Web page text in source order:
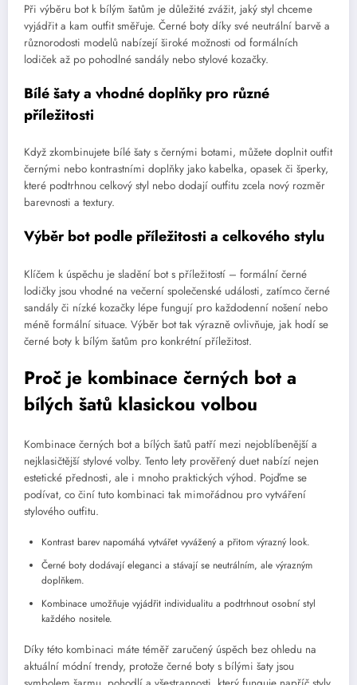
Při výběru bot k bílým šatům je důležité zvážit, jaký styl chceme
vyjádřit a kam outfit směřuje. Černé boty díky své neutrální barvě a
různorodosti modelů nabízejí široké možnosti od formálních
lodiček až po pohodlné sandály nebo stylové kozačky.
Bílé šaty a vhodné doplňky pro různé
příležitosti
Když zkombinujete bílé šaty s černými botami, můžete doplnit outfit
černými nebo kontrastními doplňky jako kabelka, opasek či šperky,
které podtrhnou celkový styl nebo dodají outfitu zcela nový rozměr
barevnosti a textury.
Výběr bot podle příležitosti a celkového stylu
Klíčem k úspěchu je sladění bot s příležitostí – formální černé
lodičky jsou vhodné na večerní společenské události, zatímco černé
sandály či nízké kozačky lépe fungují pro každodenní nošení nebo
méně formální situace. Výběr bot tak výrazně ovlivňuje, jak hodí se
černé boty k bílým šatům pro konkrétní příležitost.
Proč je kombinace černých bot a
bílých šatů klasickou volbou
Kombinace černých bot a bílých šatů patří mezi nejoblíbenější a
nejklasičtější stylové volby. Tento lety prověřený duet nabízí nejen
estetické přednosti, ale i mnoho praktických výhod. Pojďme se
podívat, co činí tuto kombinaci tak mimořádnou pro vytváření
stylového outfitu.
Kontrast barev napomáhá vytvářet vyvážený a přitom výrazný look.
Černé boty dodávají eleganci a stávají se neutrálním, ale výrazným
doplňkem.
Kombinace umožňuje vyjádřit individualitu a podtrhnout osobní styl
každého nositele.
Díky této kombinaci máte téměř zaručený úspěch bez ohledu na
aktuální módní trendy, protože černé boty s bílými šaty jsou